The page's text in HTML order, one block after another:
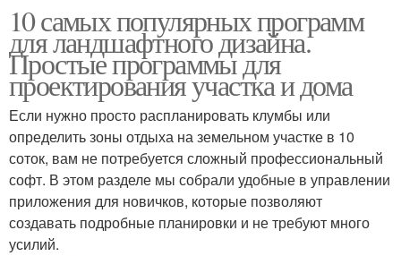
10 самых популярных программ
для ландшафтного дизайна.
Простые программы для
проектирования участка и дома
Если нужно просто распланировать клумбы или
определить зоны отдыха на земельном участке в 10
соток, вам не потребуется сложный профессиональный
софт. В этом разделе мы собрали удобные в управлении
приложения для новичков, которые позволяют
создавать подробные планировки и не требуют много
усилий.